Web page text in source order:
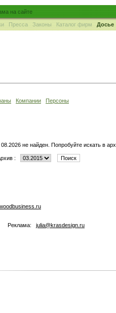
на сайте
Пресса Законы Каталог фирм Досье
Компании Персоны
не найден. Попробуйте искать в
:
Реклама: julia@krasdesign.ru